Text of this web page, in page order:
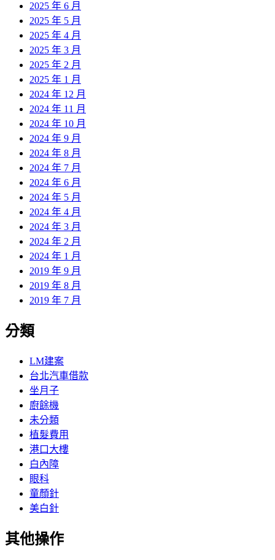
2025 年 6 月
2025 年 5 月
2025 年 4 月
2025 年 3 月
2025 年 2 月
2025 年 1 月
2024 年 12 月
2024 年 11 月
2024 年 10 月
2024 年 9 月
2024 年 8 月
2024 年 7 月
2024 年 6 月
2024 年 5 月
2024 年 4 月
2024 年 3 月
2024 年 2 月
2024 年 1 月
2019 年 9 月
2019 年 8 月
2019 年 7 月
分類
LM建案
台北汽車借款
坐月子
廚餘機
未分類
植髮費用
港口大樓
白內障
眼科
童顏針
美白針
其他操作